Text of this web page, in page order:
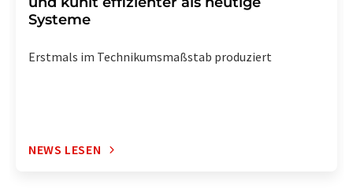
Systeme
Erstmals im Technikumsmaßstab produziert
NEWS LESEN